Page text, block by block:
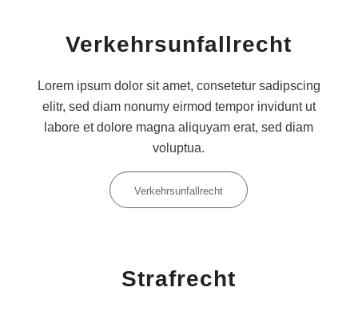
Verkehrsunfallrecht
Lorem ipsum dolor sit amet, consetetur sadipscing
elitr, sed diam nonumy eirmod tempor invidunt ut
labore et dolore magna aliquyam erat, sed diam
voluptua.
Verkehrsunfallrecht
Strafrecht